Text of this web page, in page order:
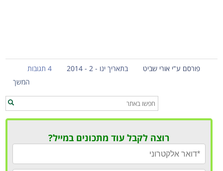
פורסם ע"י אורי שביט בתאריך ינו - 2 - 2014
4 תגובות
המשך
רוצה לקבל עוד מתכונים במייל?